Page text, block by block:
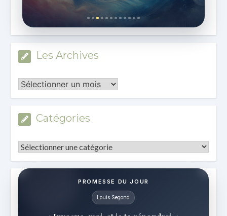
Les Archives
Les
Archives
Catégories
Catégories
PROMESSE DU JOUR
Louis Segond